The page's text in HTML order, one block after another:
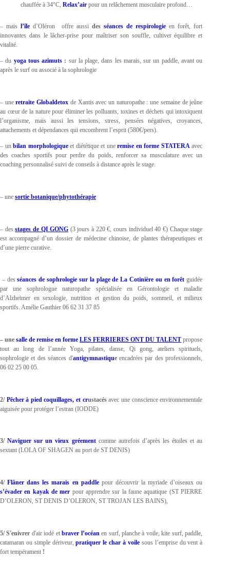
chauffée à 34°C, Relax’air pour un relâchement musculaire profond…
– maisl’île d’Oléron offre aussi des séances de respirologie en forêt, fort
innovantes dans le lâcher-prise pour maîtriser son souffle, cultiver équilibre et
vitalité.
– du yoga tous azimuts : sur la plage, dans les marais, sur un paddle, avant ou
après le surf ou associé à la sophrologie
– uneretraite Globaldetox de Xantis avec un naturopathe : une semaine de jeûne
au cœur de la nature pour éliminer les polluants, toxines et déchets qui intoxiquent
l’organisme, mais aussi les tensions, stress, pensées négatives, croyances,
attachements et dépendances qui encombrent l’esprit (580€/pers).
– unbilan morphologiqueet diététique et uneremise en forme STATERAavec
des coaches sportifs pour perdre du poids, renforcer sa musculature avec un
coaching personnalisé suivi de conseils à distance après le stage.
– une sortie botanique/phytothérapie
– desstages de QI GONG (3 jours à 220 €, cours individuel 40 €) Chaque stage
est accompagné d’un dossier de médecine chinoise, de plantes thérapeutiques et
d’une pierre curative.
– des séances de sophrologie sur la plage de La Cotinière ou en forêt guidée
par une sophrologue naturopathe spécialisée en Gérontologie et maladie
d’Alzheimer en sexologie, nutrition et gestion du poids, sommeil, et milieux
sportifs. Amélie Gauthier 06 62 31 37 85
– unesalle de remise en forme LES FERRIERES ONT DU TALENT propose
tout au long de l’année Yoga, pilates, danse, Qi gong, ateliers spirituels,
sophrologie et des séances d'antigymnastiqueencadrées par des professionnels,
06 02 25 00 05.
2/ Pêcher à pied coquillages, et crustacésavec une conscience environnementale
aiguisée pour protéger l’estran (IODDE)
3/Naviguer sur un vieux gréement comme autrefois d’après les étoiles et au
sextant (LOLA OF SHAGEN au port de ST DENIS)
4/Flâner dans les marais en paddle pour découvrir la myriade d’oiseaux ou
s’évader en kayak de mer pour apprendre sur la faune aquatique (ST PIERRE
D’OLERON, ST DENIS D’OLERON, ST TROJAN LES BAINS),
5/ S'enivrer d'air iodé etbraver l’océan en surf, planche à voile, kite surf, paddle,
catamaran ou simple dériveur,pratiquer le char à voilesous l’emprise du vent à
fort tempérament !